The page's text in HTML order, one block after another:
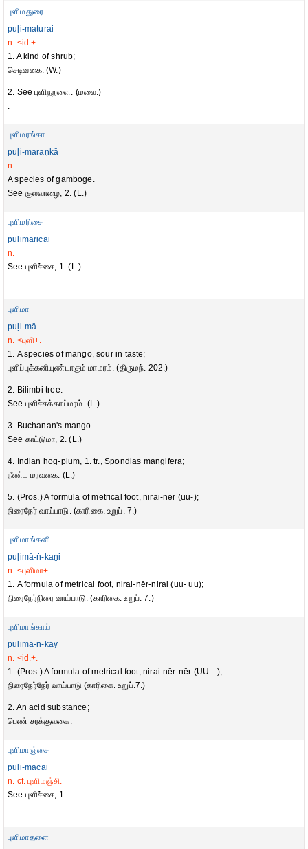
புளிமதுரை
puḷi-maturai
n. <id.+.
1. A kind of shrub;
செடிவகை. (W.)
2. See புளிநறளை. (மலை.)
.
புளிமரங்கா
puḷi-maraṇkā
n.
A species of gamboge.
See குலவாழை, 2. (L.)
புளிமரிசை
puḷimaricai
n.
See புளிச்சை, 1. (L.)
.
புளிமா
puḷi-mā
n. <புளி+.
1. A species of mango, sour in taste;
புளிப்புக்கனியுண்டாகும் மாமரம். (திருமந். 202.)
2. Bilimbi tree.
See புளிச்சக்காய்மரம். (L.)
3. Buchanan's mango.
See காட்டுமா, 2. (L.)
4. Indian hog-plum, 1. tr., Spondias mangifera;
நீண்ட மரவகை. (L.)
5. (Pros.) A formula of metrical foot, nirai-nēr (uu-);
நிரைநேர் வாய்பாடு. (காரிகை. உறுப். 7.)
புளிமாங்கனி
puḷimā-ṅ-kaṉi
n. <புளிமா+.
1. A formula of metrical foot, nirai-nēr-nirai (uu- uu);
நிரைநேர்நிரை வாய்பாடு. (காரிகை. உறுப். 7.)
புளிமாங்காய்
puḷimā-ṅ-kāy
n. <id.+.
1. (Pros.) A formula of metrical foot, nirai-nēr-nēr (UU- -);
நிரைநேர்நேர் வாய்பாடு (காரிகை. உறுப்.7.)
2. An acid substance;
பெண் சரக்குவகை.
புளிமாஞ்சை
puḷi-mācai
n. cf. புளிமஞ்சி.
See புளிச்சை, 1 .
.
புளிமாதளை